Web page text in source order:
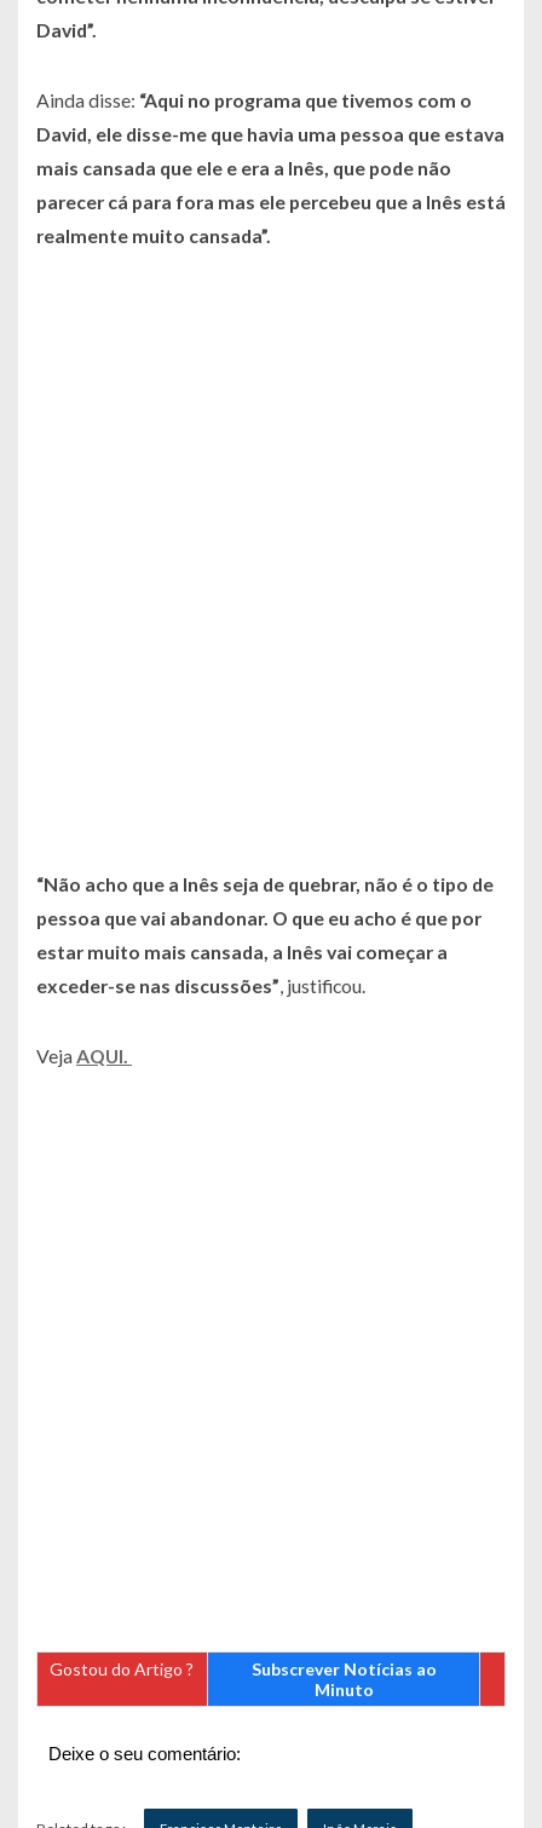
David”.
Ainda disse: “Aqui no programa que tivemos com o
David, ele disse-me que havia uma pessoa que estava
mais cansada que ele e era a Inês, que pode não
parecer cá para fora mas ele percebeu que a Inês está
realmente muito cansada”.
“Não acho que a Inês seja de quebrar, não é o tipo de
pessoa que vai abandonar. O que eu acho é que por
estar muito mais cansada, a Inês vai começar a
exceder-se nas discussões”, justificou.
VejaAQUI.
Gostou do Artigo ?
Subscrever Notícias ao
Minuto
Deixe o seu comentário: